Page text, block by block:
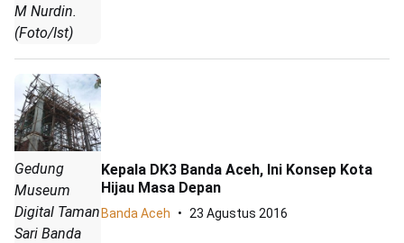
M Nurdin.
(Foto/Ist)
Gedung
Museum
Digital Taman
Sari Banda
Kepala DK3 Banda Aceh, Ini Konsep Kota
Hijau Masa Depan
Banda Aceh 23 Agustus 2016